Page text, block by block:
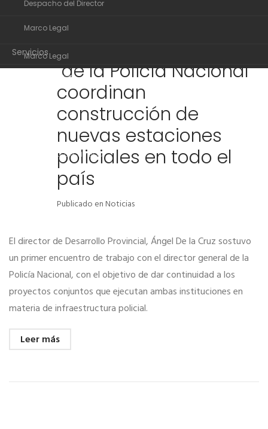
Organigrama
Despacho del Director
Marco Legal
Comunidad de ayuda
Despacho del Director
Marco Legal
Servicios
Transparencia
06
MAR
Directores de
Desarrollo Provincial y
de la Policía Nacional
coordinan
construcción de
nuevas estaciones
policiales en todo el
país
Publicado enNoticias
El director de Desarrollo Provincial, Ángel De la Cruz sostuvo
un primer encuentro de trabajo con el director general de la
Policía Nacional, con el objetivo de dar continuidad a los
proyectos conjuntos que ejecutan ambas instituciones en
materia de infraestructura policial.
Leer más